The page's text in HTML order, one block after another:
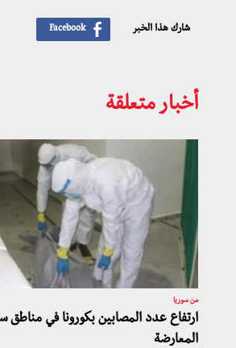
شارك هذا الخبر
أخبار متعلقة
من سوريا
ارتفاع عدد المصابين بكورونا في مناطق
المعارضة